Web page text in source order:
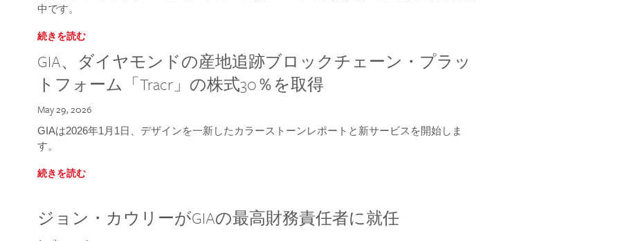
中です。
続きを読む
GIA、ダイヤモンドの産地追跡ブロックチェーン・プラッ
トフォーム「Tracr」の株式30％を取得
May 29, 2026
GIAは2026年1月1日、デザインを一新したカラーストーンレポートと新サービスを開始しま
す。
続きを読む
ジョン・カウリーがGIAの最高財務責任者に就任